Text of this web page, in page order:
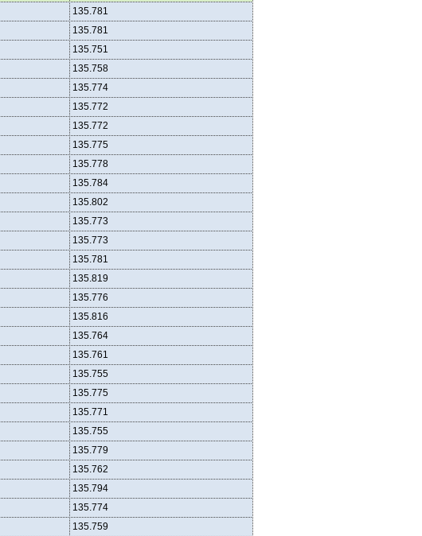
135.781
135.781
135.751
135.758
135.774
135.772
135.772
135.775
135.778
135.784
135.802
135.773
135.773
135.781
135.819
135.776
135.816
135.764
135.761
135.755
135.775
135.771
135.755
135.779
135.762
135.794
135.774
135.759